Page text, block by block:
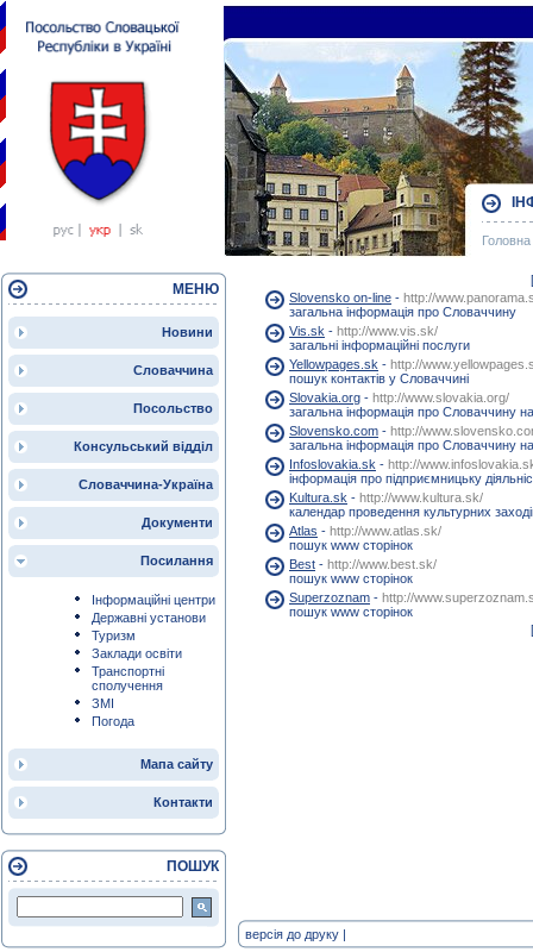
Головна
МЕНЮ
Новини
Словаччина
Посольство
Консульський відділ
Словаччина-Україна
Документи
Посилання
Інформаційні центри
Державні установи
Туризм
Заклади освіти
Транспортні
сполучення
ЗМІ
Погода
Мапа сайту
Контакти
ПОШУК
Slovensko on-line - http://
загальна інформація про Словаччину
Vis.sk - http://www.vis.sk/
загальні інформаційні послуги
Yellowpages.sk - http://
пошук контактів у Словаччині
Slovakia.org - http://www.slovakia.org/
загальна інформація про Словаччину на
Slovensko.com - http://
загальна інформація про Словаччину на
Infoslovakia.sk - http://
інформація про підприємницьку
Kultura.sk - http://www.kultura.sk/
календар проведення культурних
Atlas - http://www.atlas.sk/
пошук www сторінок
Best - http://www.best.sk/
пошук www сторінок
Superzoznam - http://
пошук www сторінок
версія до друку |